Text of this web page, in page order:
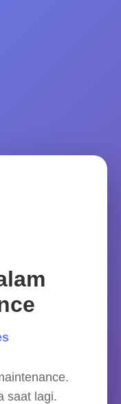
saat lagi.